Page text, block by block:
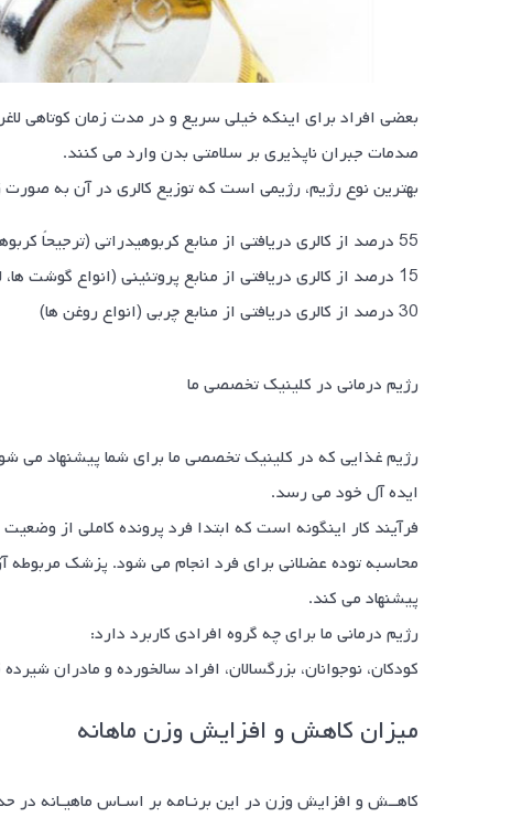
بعضی افراد برای اینکه خیلی سریع و در مدت زمان کوتاهی
صدمات جبران ناپذیری بر سلامتی بدن وارد می کنند.
بهترین نوع رژیم، رژیمى است كه توزیع كالرى در آن به
55 درصد از كالرى دریافتى از منابع كربوهیدراتى (ترجیحاً كربوهیدرات هاى پیچیده مثل نان و برنج).
15 درصد از كالرى دریافتى از منابع پروتئینى (انواع گوشت ها، لبنیات و حبوبات)
30 درصد از كالرى دریافتى از منابع چربى (انواع روغن ها)
رژیم درمانی در کلینیک تخصصی ما
رژیم غذایی که در کلینیک تخصصی ما برای شما پیشنهاد می
ایده آل خود می رسد.
محاسبه توده عضلانی برای فرد انجام می شود. پزشک مربوطه
پیشنهاد می کند.
رژیم درمانی ما برای چه گروه افرادی کاربرد دارد:
کودکان، نوجوانان، بزرگسالان، افراد سالخورده و مادران شیرده 6 ماه به بالا
میزان کاهش و افزایش وزن ماهانه
کاهــش و افزایش وزن در این برنـامه بر اسـاس ماهیـانه در حدود 3 تا 4 کیلوگرم می